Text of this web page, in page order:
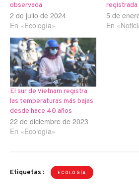
observada
2 de julio de 2024
En «Ecología»
registrada
5 de
En
El sur de Vietnam registra
las temperaturas más bajas
desde hace 40 años
22 de diciembre de 2023
En «Ecología»
Etiquetas : ECOLOGÍA